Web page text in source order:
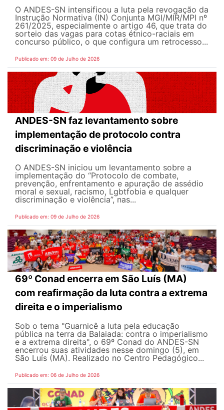
O ANDES-SN intensificou a luta pela revogação da
Instrução Normativa (IN) Conjunta MGI/MIR/MPI nº
261/2025, especialmente o artigo 46, que trata do
sorteio das vagas para cotas étnico-raciais em
concurso público, o que configura um retrocesso...
Publicado em: 09 de Julho de 2026
ANDES-SN faz levantamento sobre
implementação de protocolo contra
discriminação e violência
O ANDES-SN iniciou um levantamento sobre a
implementação do “Protocolo de combate,
prevenção, enfrentamento e apuração de assédio
moral e sexual, racismo, Lgbtfobia e qualquer
discriminação e violência”, nas...
Publicado em: 09 de Julho de 2026
69º Conad encerra em São Luís (MA)
com reafirmação da luta contra a extrema
direita e o imperialismo
Sob o tema "Guarnicê a luta pela educação
pública na terra da Balaiada: contra o imperialismo
e a extrema direita", o 69º Conad do ANDES-SN
encerrou suas atividades nesse domingo (5), em
São Luís (MA). Realizado no Centro Pedagógico...
Publicado em: 06 de Julho de 2026